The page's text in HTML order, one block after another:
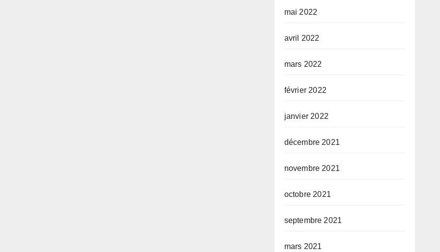
mai 2022
avril 2022
mars 2022
février 2022
janvier 2022
décembre 2021
novembre 2021
octobre 2021
septembre 2021
mars 2021